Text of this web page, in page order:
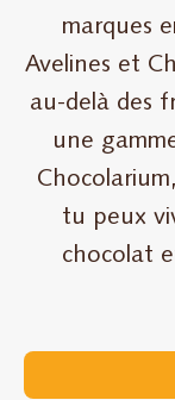
marques
Avelines et
au-delà des
une
tu peux
chocolat